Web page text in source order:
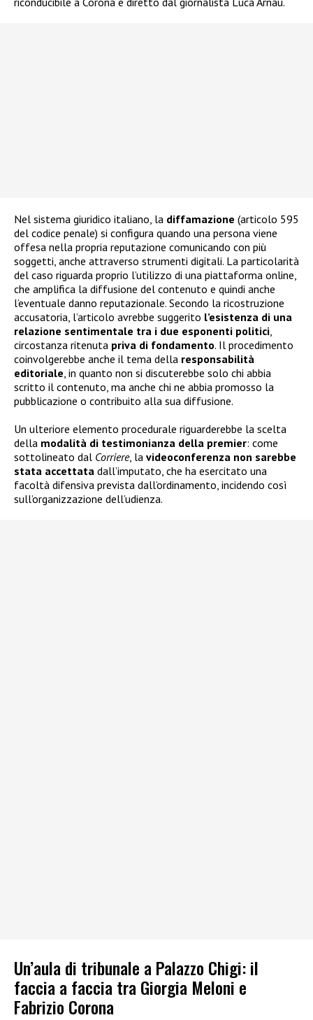
Nel sistema giuridico italiano, la diffamazione (articolo 595
del codice penale) si configura quando una persona viene
offesa nella propria reputazione comunicando con più
soggetti, anche attraverso strumenti digitali. La particolarità
del caso riguarda proprio l’utilizzo di una piattaforma online,
che amplifica la diffusione del contenuto e quindi anche
l’eventuale danno reputazionale. Secondo la ricostruzione
accusatoria, l’articolo avrebbe suggerito l’esistenza di una
relazione sentimentale tra i due esponenti politici
circostanza ritenuta priva di fondamento. Il procedimento
coinvolgerebbe anche il tema della responsabilità
editoriale , in quanto non si discuterebbe solo chi abbia
scritto il contenuto, ma anche chi ne abbia promosso la
pubblicazione o contribuito alla sua diffusione.
Un ulteriore elemento procedurale riguarderebbe la scelta
della modalità di testimonianza della premier: come
sottolineato dal Corriere, la videoconferenza non sarebbe
stata accettata dall’imputato, che ha esercitato una
facoltà difensiva prevista dall’ordinamento, incidendo così
sull’organizzazione dell’udienza.
Un’aula di tribunale a Palazzo Chigi: il
faccia a faccia tra Giorgia Meloni e
Fabrizio Corona